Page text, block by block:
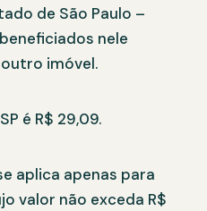
de São Paulo –
nele
imóvel.
é R$ 29,09.
aplica apenas para
valor não exceda R$